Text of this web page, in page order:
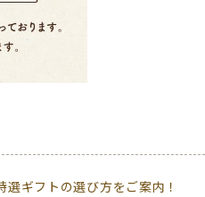
選ギフトの選び方をご案内！